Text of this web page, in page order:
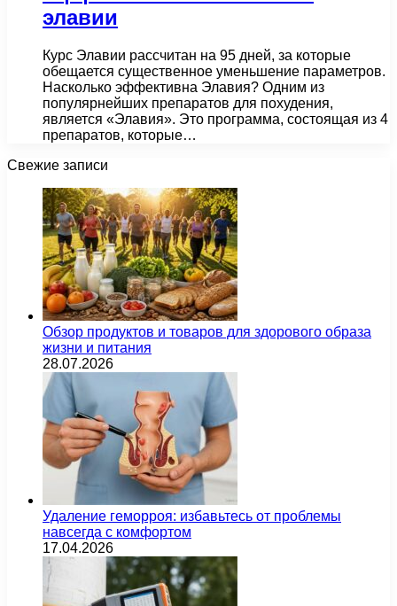
элавии
Курс Элавии рассчитан на 95 дней, за которые
обещается существенное уменьшение параметров.
Насколько эффективна Элавия? Одним из
популярнейших препаратов для похудения,
является «Элавия». Это программа, состоящая из 4
препаратов, которые…
Свежие записи
Обзор продуктов и товаров для здорового образа
жизни и питания
28.07.2026
Удаление геморроя: избавьтесь от проблемы
навсегда с комфортом
17.04.2026